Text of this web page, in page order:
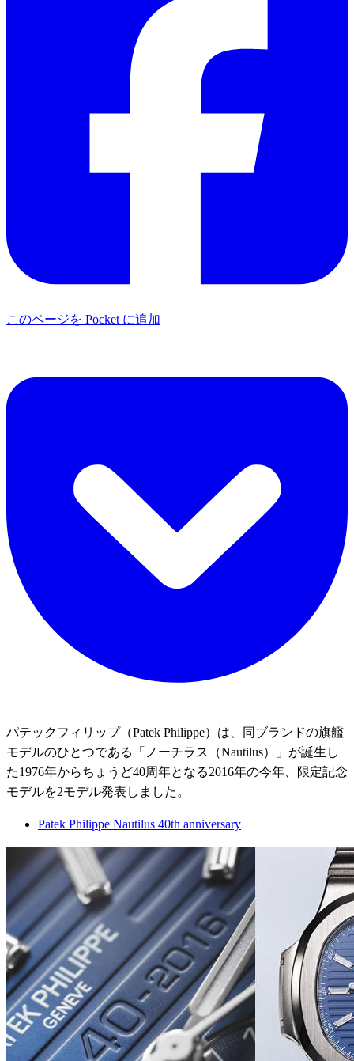
このページを Pocket に追加
パテックフィリップ（Patek Philippe）は、同ブランドの旗艦
モデルのひとつである「ノーチラス（Nautilus）」が誕生し
た1976年からちょうど40周年となる2016年の今年、限定記念
モデルを2モデル発表しました。
Patek Philippe Nautilus 40th anniversary